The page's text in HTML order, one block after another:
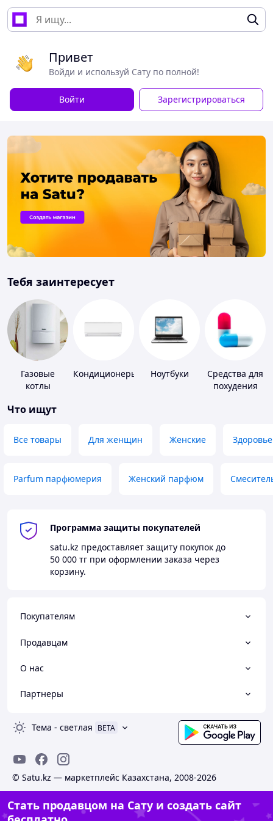
Привет
Войди и используй Сату по полной!
Войти Зарегистрироваться
Тебя заинтересует
Газовые
котлы
Кондиционеры Ноутбуки
Средства для
похудения
Что ищут
Все товары Для женщин Женские Здоровье
Parfum парфюмерия Женский парфюм
Программа защиты покупателей
satu.kz предоставляет защиту покупок до
50 000 тг при оформлении заказа через
корзину.
Покупателям
Продавцам
О нас
Партнеры
Тема - светлая BETA
© Satu.kz — маркетплейс Казахстана, 2008-2026
Стать продавцом на Сату и создать сайт